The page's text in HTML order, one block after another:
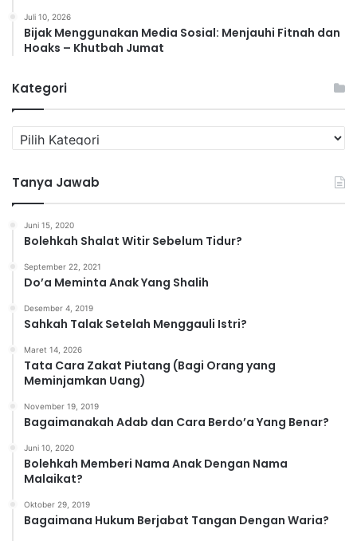
Juli 10, 2026
Bijak Menggunakan Media Sosial: Menjauhi Fitnah dan
Hoaks – Khutbah Jumat
Kategori
a
e
g
Tanya Jawab
Juni 15, 2020
Bolehkah Shalat Witir Sebelum Tidur?
September 22, 2021
Do’a Meminta Anak Yang Shalih
Desember 4, 2019
Sahkah Talak Setelah Menggauli Istri?
Maret 14, 2026
Tata Cara Zakat Piutang (Bagi Orang yang
Meminjamkan Uang)
November 19, 2019
Bagaimanakah Adab dan Cara Berdo’a Yang Benar?
Juni 10, 2020
Bolehkah Memberi Nama Anak Dengan Nama
Malaikat?
Oktober 29, 2019
Bagaimana Hukum Berjabat Tangan Dengan Waria?